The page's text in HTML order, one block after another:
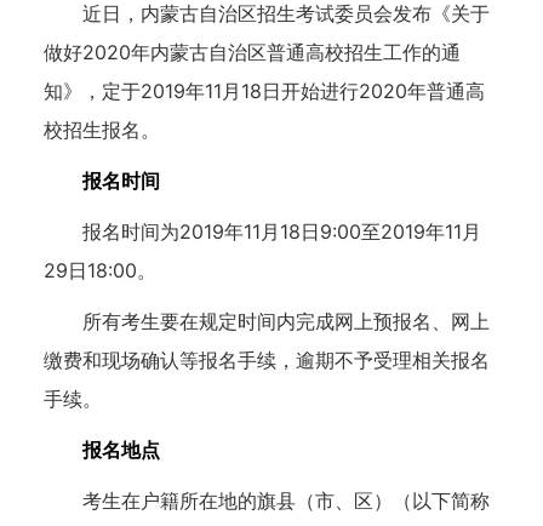
近日，内蒙古自治区招生考试委员会发布《关于
做好2020年内蒙古自治区普通高校招生工作的通
知》，定于2019年11月18日开始进行2020年普通高
校招生报名。
报名时间
报名时间为2019年11月18日9:00至2019年11月
29日18:00。
所有考生要在规定时间内完成网上预报名、网上
缴费和现场确认等报名手续，逾期不予受理相关报名
手续。
报名地点
考生在户籍所在地的旗县（市、区）（以下简称